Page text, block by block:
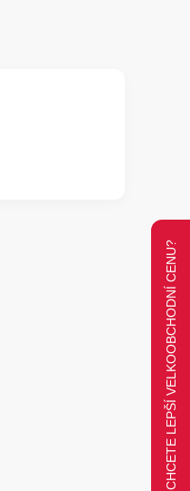
CHCETE LEPŠÍ VELKOOBCHODNÍ CENU?